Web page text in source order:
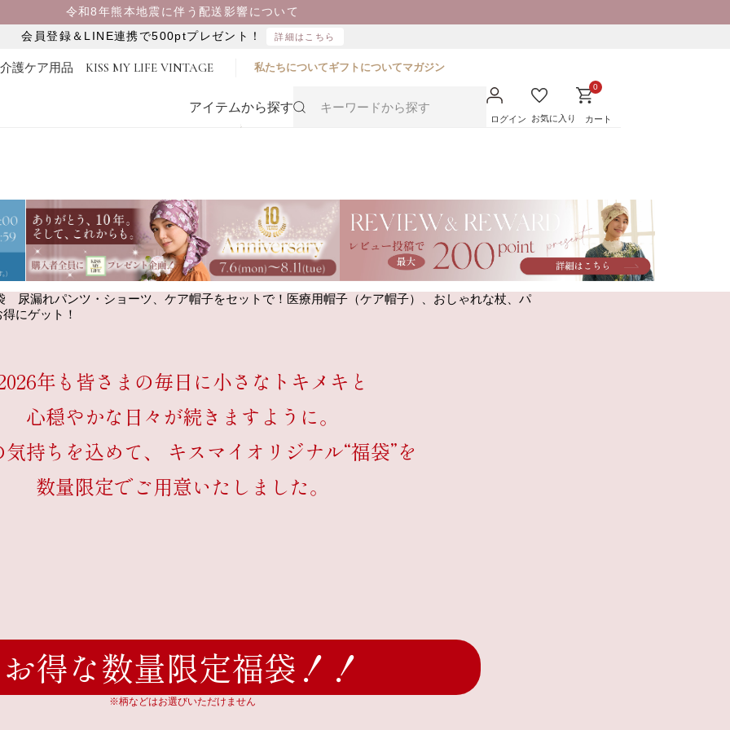
令和8年熊本地震に伴う配送影響について
会員登録＆LINE連携で500ptプレゼント！
詳細はこちら
護ケア用品 KISS MY LIFE VINTAGE 私たちについてギフトについてマガジン
アイテムから探す
ログイン お気に入り
0
カート
年も皆さまの毎日に小さなトキメキと
心穏やかな日々が続きますように。
持ちを込めて、
キスマイオリジナル“福袋”を
数量限定でご用意いたしました。
お得な数量限定福袋！！
※柄などはお選びいただけません